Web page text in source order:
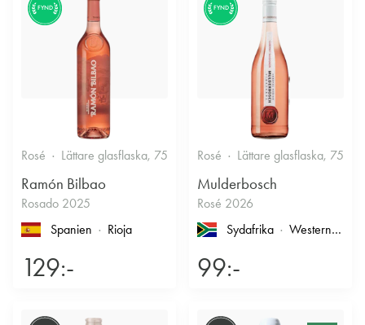
FYND
Rosé Lättare glasflaska, 750ml 12.5% Fruktigt & Smakrikt
Ramón Bilbao
Rosado 2025
Spanien
Rioja
129:-
FYND
Rosé Lättare glasflaska, 750ml
Mulderbosch
Rosé 2026
Sydafrika
Western Cape
99:-